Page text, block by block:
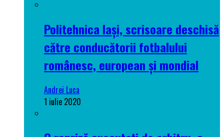
Politehnica Iași, scrisoare deschisă
către conducătorii fotbalului
românesc, european și mondial
Andrei Luca
1 iulie 2020